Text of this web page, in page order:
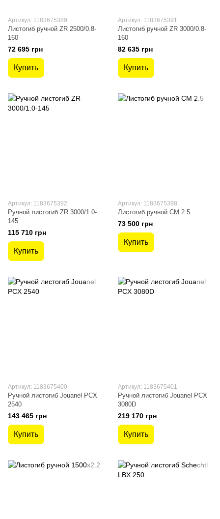
Артикул: 1183675389
Листогиб ручной ZR 2500/0.8-
160
72 695 грн
Купить
Артикул: 1183675391
Листогиб ручной ZR 3000/0.8-
160
82 635 грн
Купить
Артикул: 1183675392
Ручной листогиб ZR 3000/1.0-
145
115 710 грн
Купить
Артикул: 1183675398
Листогиб ручной CM 2.5
73 500 грн
Купить
Артикул: 1183675400
Ручной листогиб Jouanel PCX
2540
143 465 грн
Купить
Артикул: 1183675401
Ручной листогиб Jouanel PCX
3080D
219 170 грн
Купить